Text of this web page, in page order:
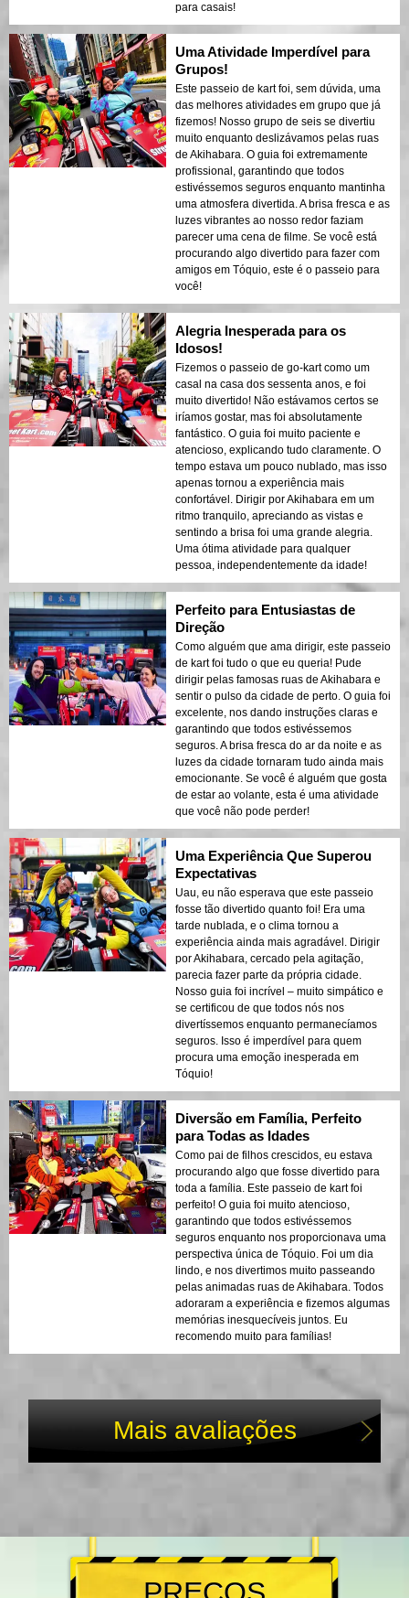
para casais!
Uma Atividade Imperdível para
Grupos!
Este passeio de kart foi, sem dúvida, uma
das melhores atividades em grupo que já
fizemos! Nosso grupo de seis se divertiu
muito enquanto deslizávamos pelas ruas
de Akihabara. O guia foi extremamente
profissional, garantindo que todos
estivéssemos seguros enquanto mantinha
uma atmosfera divertida. A brisa fresca e as
luzes vibrantes ao nosso redor faziam
parecer uma cena de filme. Se você está
procurando algo divertido para fazer com
amigos em Tóquio, este é o passeio para
você!
Alegria Inesperada para os
Idosos!
Fizemos o passeio de go-kart como um
casal na casa dos sessenta anos, e foi
muito divertido! Não estávamos certos se
iríamos gostar, mas foi absolutamente
fantástico. O guia foi muito paciente e
atencioso, explicando tudo claramente. O
tempo estava um pouco nublado, mas isso
apenas tornou a experiência mais
confortável. Dirigir por Akihabara em um
ritmo tranquilo, apreciando as vistas e
sentindo a brisa foi uma grande alegria.
Uma ótima atividade para qualquer
pessoa, independentemente da idade!
Perfeito para Entusiastas de
Direção
Como alguém que ama dirigir, este passeio
de kart foi tudo o que eu queria! Pude
dirigir pelas famosas ruas de Akihabara e
sentir o pulso da cidade de perto. O guia foi
excelente, nos dando instruções claras e
garantindo que todos estivéssemos
seguros. A brisa fresca do ar da noite e as
luzes da cidade tornaram tudo ainda mais
emocionante. Se você é alguém que gosta
de estar ao volante, esta é uma atividade
que você não pode perder!
Uma Experiência Que Superou
Expectativas
Uau, eu não esperava que este passeio
fosse tão divertido quanto foi! Era uma
tarde nublada, e o clima tornou a
experiência ainda mais agradável. Dirigir
por Akihabara, cercado pela agitação,
parecia fazer parte da própria cidade.
Nosso guia foi incrível – muito simpático e
se certificou de que todos nós nos
divertíssemos enquanto permanecíamos
seguros. Isso é imperdível para quem
procura uma emoção inesperada em
Tóquio!
Diversão em Família, Perfeito
para Todas as Idades
Como pai de filhos crescidos, eu estava
procurando algo que fosse divertido para
toda a família. Este passeio de kart foi
perfeito! O guia foi muito atencioso,
garantindo que todos estivéssemos
seguros enquanto nos proporcionava uma
perspectiva única de Tóquio. Foi um dia
lindo, e nos divertimos muito passeando
pelas animadas ruas de Akihabara. Todos
adoraram a experiência e fizemos algumas
memórias inesquecíveis juntos. Eu
recomendo muito para famílias!
Mais avaliações